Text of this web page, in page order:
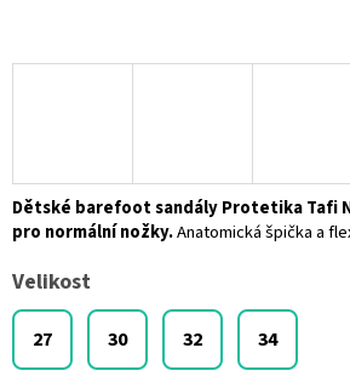
Velikost
27 30 32 34
Dětské barefoot sandályProtetikaTafi
pro normální nožky.Anatomická špička a